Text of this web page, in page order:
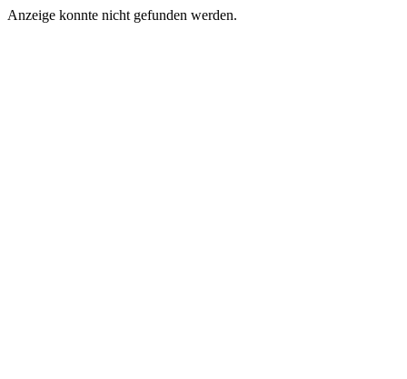
Anzeige konnte nicht gefunden werden.